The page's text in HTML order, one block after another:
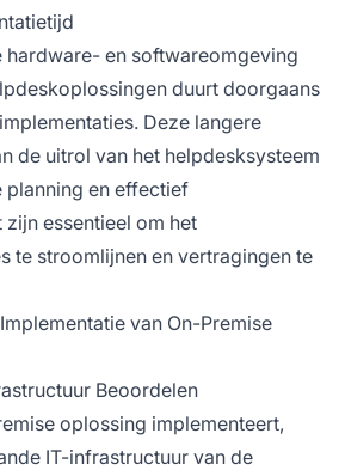
hardware- en softwareomgeving
duurt doorgaans
Deze langere
de uitrol van het helpdesksysteem
planning en effectief
essentieel om het
te stroomlijnen en vertragingen te
van On-Premise
Beoordelen
oplossing implementeert,
IT-infrastructuur van de